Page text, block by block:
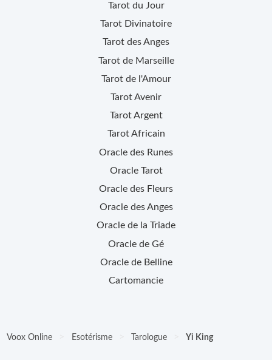
Tarot du Jour
Tarot Divinatoire
Tarot des Anges
Tarot de Marseille
Tarot de l'Amour
Tarot Avenir
Tarot Argent
Tarot Africain
Oracle des Runes
Oracle Tarot
Oracle des Fleurs
Oracle des Anges
Oracle de la Triade
Oracle de Gé
Oracle de Belline
Cartomancie
Voox Online Esotérisme Tarologue Yi King